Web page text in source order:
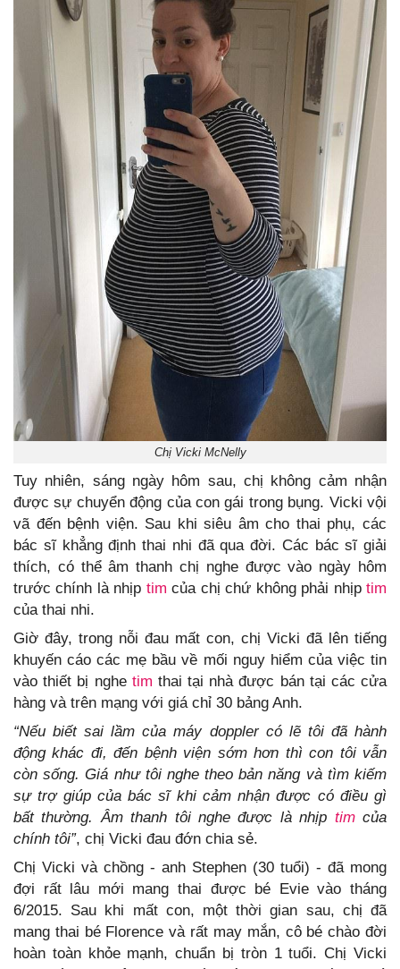
Chị Vicki McNelly
Tuy nhiên, sáng ngày hôm sau, chị không cảm nhận
được sự chuyển động của con gái trong bụng. Vicki vội
vã đến bệnh viện. Sau khi siêu âm cho thai phụ, các
bác sĩ khẳng định thai nhi đã qua đời. Các bác sĩ giải
thích, có thể âm thanh chị nghe được vào ngày hôm
trước chính là nhịp tim của chị chứ không phải nhịptim
của thai nhi.
Giờ đây, trong nỗi đau mất con, chị Vicki đã lên tiếng
khuyến cáo các mẹ bầu về mối nguy hiểm của việc tin
vào thiết bị nghe tim thai tại nhà được bán tại các cửa
hàng và trên mạng với giá chỉ 30 bảng Anh.
“Nếu biết sai lầm của máy doppler có lẽ tôi đã hành
động khác đi, đến bệnh viện sớm hơn thì con tôi vẫn
còn sống. Giá như tôi nghe theo bản năng và tìm kiếm
sự trợ giúp của bác sĩ khi cảm nhận được có điều gì
bất thường. Âm thanh tôi nghe được là nhịp timcủa
chính tôi”, chị Vicki đau đớn chia sẻ.
Chị Vicki và chồng - anh Stephen (30 tuổi) - đã mong
đợi rất lâu mới mang thai được bé Evie vào tháng
6/2015. Sau khi mất con, một thời gian sau, chị đã
mang thai bé Florence và rất may mắn, cô bé chào đời
hoàn toàn khỏe mạnh, chuẩn bị tròn 1 tuổi. Chị Vicki